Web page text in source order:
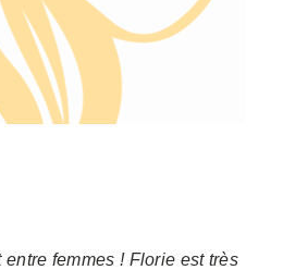
entre femmes ! Florie est très